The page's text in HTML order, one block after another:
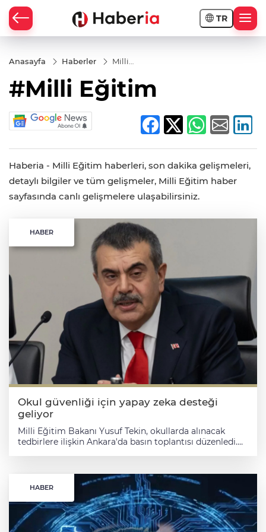
TR
Anasayfa Haberler
Milli
#Milli Eğitim
Haberia - Milli Eğitim haberleri, son dakika gelişmeleri,
detaylı bilgiler ve tüm gelişmeler, Milli Eğitim haber
sayfasında canlı gelişmelere ulaşabilirsiniz.
HABER
Okul güvenliği için yapay zeka desteği
geliyor
Milli Eğitim Bakanı Yusuf Tekin, okullarda alınacak tedbirlere ilişkin Ankara'da basın toplantısı düzenledi. Bakan Tekin'in açıklamalarından öne çıkan başlıklar: EVLATLARA VERİLEN DEĞER VE SORUMLULUK BİLİNCİ Toprağın bağrından bin bir emekle yetişen bir çiçeğe nasıl ihtimam gösterilirse, evlatlarımıza da öyle bakmak, onları öyle korumak, onları öyle kuşatmak mecburiyetindeyiz. Bu sebeple, içinden geçtiğimiz tablonun ağırlığını da omuzlarımıza binen mesuliyeti de bütün derinliğiyle hissediyoruz. DEVLETİN TÜM KURUMLARIYLA İLK ANDAN İTİBAREN MÜDAHALESİ Nitekim bu ağırlığın farkında olarak ilk andan itibaren devletimizin bütün kurumlarıyla sahada olduk. İlgili birimlerimiz süratle harekete geçti. Müfettiş görevlendirmeleri yapıldı. Psikososyal destek süreçlerini başlattık. Sayın Cumhurbaşkanımızın yakın takip ve talimatlarıyla; İçişleri Bakanlığımız, Adalet Bakanlığımız, Sağlık Bakanlığımız, Aile ve Sosyal Hizmetler Bakanlığımız ve ilgili bütün kurumlarımızla tam bir eşgüdüm içinde sürecin her aşamasını dikkatle takip ettik, ediyoruz. Acılı ailelerimiz başta olmak üzere hiçbir ailemizin kendisini yalnız hissetmemesi için gerekli desteği sürdürüyoruz. KAPSAYICI MESULİYET ANLAYIŞININ SAHAYA YANSIMASI Ancak burada bilhassa ifade etmek isterim ki ilk andan itibaren ortaya koyduğumuz hassasiyet ve müdahale, adım adım inşa ettiğimiz daha kapsayıcı bir mesuliyet anlayışının sahadaki tezahürüdür. Göreve geldiğimiz günden beri çocuklarımızın güven içinde büyüdüğü, öğretmenlerimizin huzurla vazifesini sürdürdüğü, güvenli okul iklimini daha da güçlendirmek için kararlı adımlar attık ve atmaya devam ediyoruz. İzninizle şimdi bu adımları sizlere hatırlatmak istiyorum. TÜRKİYE YÜZYILI MAARİF MODELİ VE EĞİTİMDE YENİ YAKLAŞIM Öncelikle, göreve başlar başlamaz 'Köklerden Geleceğe' yaklaşımıyla Türkiye Yüzyılı Maarif Modeli çalışmalarını başlattık. Eylül 2024'te uygulamaya koyduğumuz modelimizle beraber; öğrencilerimizin sosyal duygusal öğrenme becerilerini, okuryazarlık becerilerini geliştirmeyi, Erdem Değer Eylem Çerçevesiyle onlara milli ve manevi değerlerimizi kazandırmayı hedefledik. Böylece sağlıklı şahsiyetlerden oluşan huzurlu toplumun temel unsuru olan yetkin ve erdemli insanı merkeze aldık. Eş zamanlı olarak Öğretmenler Odası Buluşmaları başlatarak attığımız her adımı öğretmen ve idarecilerimizle birlikte bir istişare ortamı oluşturarak, eğitimcilerimizin sesine kulak verdik. Okulun ciddiyetini, düzenini ve öğretmenin otoritesini tahkim etmeye gayret ettik. Oyunun eğitici ve iyileştirici gücünden istifade etme amacıyla okul bahçelerimizde geleneksel oyun alanlarımızı yaygınlaştırma çalışmalarını başlattık. Derslerde cep telefonlarına sınır getirdik. "Veli Randevu Sistemi"ni hayata geçirerek veli ziyaretlerini planlı bir yapıya kavuşturduk. Liselerde sınıfta kalmayı yeniden devreye aldık. Okul kıyafeti uygulamasını hayata geçirdik. "Okullarda Şiddetin Önlenmesi" genelgemizi yayımladık. Çıkardığımız Öğretmenlik Mesleği Kanununda yaptığımız düzenleme ile eğitim çalışanlarımıza yönelik hukuki destek mekanizmasını işletmeye başladık. DİJİTAL DÜNYADA ÇOCUKLARIN KORUNMASI Ayrıca, dijital dünyanın çocuklarımızın zihni ve kalbi üzerinde kurduğu baskıyı görmezden gelmedik. Türkiye Yüzyılı Maarif Modelimiz ile medya okuryazarlığını, dijital okuryazarlığı ve bilgi okuryazarlığını müfredatın parçası hâline getirdik. Dijital Vatandaşlık Eğitimi yaklaşımını güçlendirdik. Velivizyon platformunu kurduk. Öğretmen Bilgi Servisi ve Okul Veli Asistanı sistemleriyle öğretmen, veli ve okul arasındaki irtibatı daha güvenli ve daha kontrollü bir zemine taşıdık. Ülkemizin öncülüğünde dünyada ilk kez yayınlanan "Dijital Dünyada Çocuk Hakları Sözleşmesi" doğrultusunda tedbirler silsilesi oluşturduk.Siber zorbalık, dezenformasyon ve çevrim içi riskler karşısında çocuklarımızı koruyan yeni bir dikkat geliştirdik. BAĞIMLILIKLA MÜCADELEDE BÜTÜNCÜL YAKLAŞIM Sonrasında,bağımlılıkla mücadeleyi çocuklarımızın esenliği, karakter gelişimi ve okul aidiyetiyle birlikte ele aldık. "Duygu - Değer Temelli Dijital Esenlik" projesiyle çocuklarımızın teknoloji karşısında savunmasız kalan iç dünyasını daha yakından gözeten bir koruma çerçevesi kurduk. Dijital bağımlılık, teknoloji bağımlılığı, sigara ve tütün bağımlılığı ile akran zorbalığı başlıklarında öğretmenlerimize, öğrencilerimize ve velilerimize yönelik yüz yüze ve çevrim içi eğitimleri yaygınlaştırdık. Bağımlılıkta erken uyarı işaretlerinin fark edilmesine yönelik olarak Yeşilay'la iş birliğiyle veli eğitimleri yaptık. Duygu-değer temelli müdahale setleriyle çocuklarımızın risk alanları karşısında daha güçlü bir iç direnç geliştirmesini, karakterini tahkim etmesini ve kendi iradesini koruyacak bir bilinç kazanmasını hedefledik. Okul Aidiyetinin Güçlendirilmesi projeleri kapsamında çocukların kendilerini okulun tabii bir parçası olarak hissetmelerini, sağlıklı yaşam alışkanlıkları kazanmalarını, sosyal, sportif, sanatsal, kültürel ve bilimsel etkinlikler yoluyla zararlı madde ve davranışlara karşı daha güçlü bir otokontrol geliştirmelerini destekledik. Bağımlılıkla mücadeleyi, çocuklarımızı hayata bağlayan, aidiyetini kuvvetlendiren ve şahsiyetini koruyan bütüncül bir imkan olarak ele aldık. AİLENİN EĞİTİMİN MERKEZİNDEKİ ROLÜ Aileyi eğitimin merkezinde tuttuk ve bu konudaki hassasiyetimizi her ortamda tekrarladık. Ailemle Eğitim Yolculuğum, Aile Okulu kursları, Maarif Modeli Ebeveyn Okulu, düzenli yayımlanan aile eğitim bültenleri, Güçlü Aile Güçlü Gelecek Kongresi ve farklı temalarda yürüttüğümüz aile buluşmalarıyla anne-baba ile çocuk arasındaki bağı kuvvetlendiren daha güçlü bir zemin kurduk. Biz biliyoruz ki çocuğun iç dünyası ailede şekillenir. Okul-aile iş birliğini ısrarla tahkim etmemizin sebebi budur. MİLLİ VE MANEVİ DEĞERLERLE GÜÇLENEN NESİLLER Çocuklarımızın millî ve manevî değerlerle, güçlü bir aidiyet duygusuyla ve ortak hafızayla büyümesine özel önem verdik.Türkiye Yüzyılı Maarif Modelimizin erdem-değer-eylem yaklaşımını okul hayatının iklimine taşımaya çalıştık. "Her Çocuk Bir Fidan, İlk Ders Yeşil Vatan" temasıyla başlayan çalışmalarımızı yıl içine yayılan etkinliklerle derinleştirdik. Öğrencilerimizin millî bilincini ve vatanseverlik duygusunu geliştirmek için ikinci döneme "Bayrak Sevgisi" temasıyla başladık. Çocuklarımızın milli ve manevi dünyamızı ve kültürel zenginliğimizi hissetmeleri ve yaşamaları için Ramazan ayı boyunca "Maarifin Kalbinde Ramazan" ve "İftarda Konuşalım" etkinliklerini gerçekleştirdik. Demokrasi kültürünü yerleştirmek, bağımsızlık bilincini güçlendirmek, milli birlik ve beraberliğimizi toplumsal dayanışmamızı tahkim etmek için 23 Nisan Ulusal Egemenlik ve Çocuk Bayramı'ndan aldığımız ilhamla "Maarifin Kalbinde Çocuk" yaklaşımıyla nisan ayını çocuklarımıza hasrettik. İnsan hayatının hiçe sayıldığı bir zulmün yaşandığı Filistin ve Gazze'deki drama dikkat çekmek için "Çanakkale'den Gazze'ye Bağımsızlık Ruhu ve Vatan Sevgisi" farkındalık çalışmalarından, EBA ve TRT EBA'da tarih bilincini diri tutan içeriklere kadar uzanan güçlü bir kültürel ve ahlaki zemin oluşturarak çocuklarımızın vicdanla, sorumlulukla, aidiyet şuuruyla ve millî hafızayla büyümesini önceledik. YAPAY ZEKA DESTEKLİ EĞİTİM YÖNETİMİ Güvenli okul ikliminin inşası için süreci veri temelli ve kurumsal bir yönetim anlayışıyla takip edecek yapay zeka destekli Bakanlık Yönetim Sistemi'ni kurduk. Bu sistemle Bakanlığımıza ait bütün veriler tek bir merkezde toplanıp işlenerek yapay zeka destekli güçlü bir karar destek mekanizması oluşturduk. Örneğin okul güvenlik endeksi, devamsızlık raporları, RAM başvuru durumu, RAM ile okul arasındaki ilişkiyi izleyen raporlar, disiplin verileri, disiplin ile demografik yapı arasındaki ilişkiyi gösteren analizler, rehber öğretmen norm simülasyonu ve RAM'a sevk edildiği hâlde kaydı görünmeyen öğrencilere ilişkin izleme başlıklarını devreye soktuk. Böylece sahada oluşan riskleri; ortaya çıkmadan önce öngörebilen, belirtileri erkenden fark eden, okulu sistematik bir şekilde izleyen, rehberlik ihtiyacını tanımlayan ve müdahale kapasitesini veriye dayalı biçimde yöneten daha güçlü bir çerçeve kurduk. REHBERLİK VE ERKEN MÜDAHALE KAPASİTESİNİN GÜÇLENDİRİLMESİ Rehberlik, risk izleme ve erken müdahale kapasitemizi büyüttük. Ortaöğretim kurumlarımızda öğrencilerin devamsızlık, akademik başarı, disiplin kayıtları ve sosyal uyum göstergelerini birlikte değerlendiren yapay zeka destekli bir izleme yapısı kurduk. Okul terki ve devamsızlık takibi projelerini devreye aldık. Disiplin cezaları analiz modeliyle risk alanlarını veriye dayalı biçimde takip etmeye başladık. Önleme, müdahale ve yönlendirme mekanizmalarını güçlendirdik. MEBİ rehberlik modülleriyle öğrencilerimizin empati, öfke kontrolü, çatışma çözme, akran baskısıyla baş etme ve dijital güvenlik alanlarında desteklenmesini sağladık. "SİBER DEVRİYE FAALİYETLERİNE DAHA FAZLA AĞIRLIK VERECEK" İlk olarak, okul güvenliğini fiziki tedbirlerle birlikte dijital risk alanlarını da kapsayacak şekilde genişleterek ele alıyoruz. Bu iş birliği çerçevesinde siber devriye faaliyetlerine daha fazla ağırlık verecek, ilgili birimlerimizin kapasitesini güçlendirecek, dijital dünyanın karanlık alanlarında çocuklarımızı hedef alan riskleri yapay zekâ destekli takip ve analiz imkânlarıyla daha yakından izleyip, izleme sonuçlarına göre önlemlerimizi güçlendireceğiz. "YAPAY ZEKÂ DESTEKLİ BİR RİSK ANALİZ VE ERKEN UYARI SİSTEMİ OLUŞTURACAĞIZ" İkinci olarak, Bakanlıklar arası veri paylaşımını ve iş birliğini güçlendirecek; okullarımızın çevresinden giriş-çıkış düzenine, riskli durumlara erken müdahaleden kurumlar arası eşgüdüme kadar yeni çalışma modellerini ivedilikle devreye alıyoruz. Bu çerçevede İçişleri Bakanlığımız, Adalet Bakanlığımız, Sağlık Bakanlığımız ve Aile ve Sosyal Hizmetler Bakanlığımızla yürüttüğümüz veri entegrasyonu sürecini Bakanlık Yönetim Sistemimizle bütünleştirerek, yapay zekâ destekli bir risk analiz ve erken uyarı sistemi oluşturacağız. Devamsızlık eğilimleri, disiplin verileri, demografik yapı, okul riski ve s
HABER